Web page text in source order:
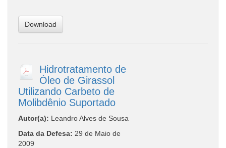
Download
Hidrotratamento de
Óleo de Girassol
Utilizando Carbeto de
Molibdênio Suportado
Autor(a): Leandro Alves de Sousa
Data da Defesa: 29 de Maio de
2009